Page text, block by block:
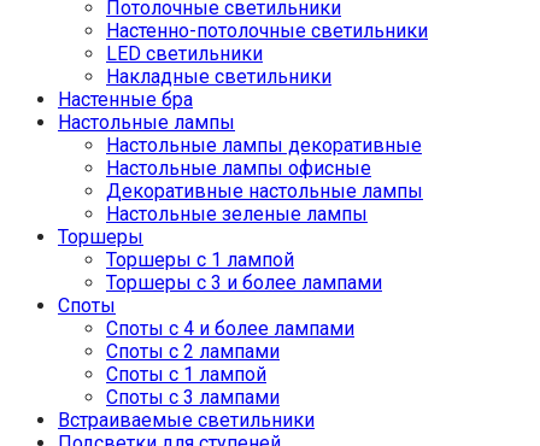
Потолочные светильники
Настенно-потолочные светильники
LED светильники
Накладные светильники
Настенные бра
Настольные лампы
Настольные лампы декоративные
Настольные лампы офисные
Декоративные настольные лампы
Настольные зеленые лампы
Торшеры
Торшеры с 1 лампой
Торшеры с 3 и более лампами
Споты
Споты с 4 и более лампами
Споты с 2 лампами
Споты с 1 лампой
Споты с 3 лампами
Встраиваемые светильники